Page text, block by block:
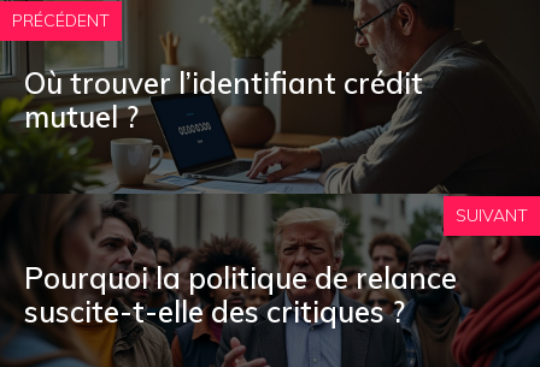
PRÉCÉDENT
Où trouver l’identifiant crédit
mutuel ?
SUIVANT
Pourquoi la politique de relance
suscite-t-elle des critiques ?